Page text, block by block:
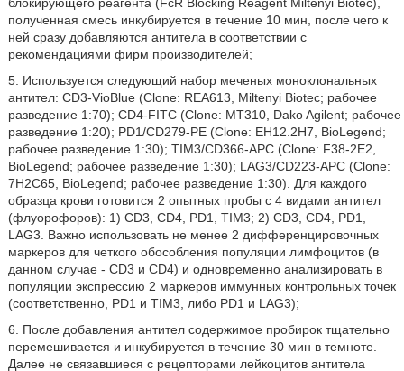
полученная смесь инкубируется в течение 10 мин, после чего к
ней сразу добавляются антитела в соответствии с
рекомендациями фирм производителей;
5. Используется следующий набор меченых моноклональных
антител: CD3-VioBlue (Clone: REA613, Miltenyi Biotec; рабочее
разведение 1:70); CD4-FITC (Clone: MT310, Dako Agilent; рабочее
разведение 1:20); PD1/CD279-PE (Clone: EH12.2H7, BioLegend;
рабочее разведение 1:30); TIM3/CD366-APC (Clone: F38-2E2,
BioLegend; рабочее разведение 1:30); LAG3/CD223-APC (Clone:
7H2C65, BioLegend; рабочее разведение 1:30). Для каждого
образца крови готовится 2 опытных пробы с 4 видами антител
(флуорофоров): 1) CD3, CD4, PD1, TIM3; 2) CD3, CD4, PD1,
LAG3. Важно использовать не менее 2 дифференцировочных
маркеров для четкого обособления популяции лимфоцитов (в
данном случае - CD3 и CD4) и одновременно анализировать в
популяции экспрессию 2 маркеров иммунных контрольных точек
(соответственно, PD1 и TIM3, либо PD1 и LAG3);
6. После добавления антител содержимое пробирок тщательно
перемешивается и инкубируется в течение 30 мин в темноте.
Далее не связавшиеся с рецепторами лейкоцитов антитела